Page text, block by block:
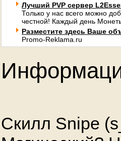
Лучший PVP сервер
Только у нас всего можно
честной! Каждый день
Разместите здесь Ваше
Promo-Reklama.ru
Скилл Snipe